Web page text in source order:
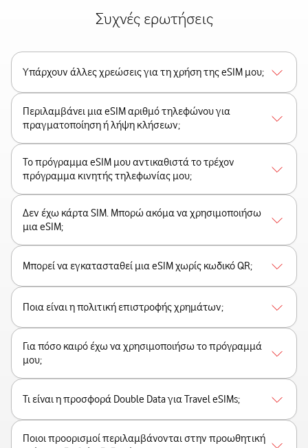
Συχνές ερωτήσεις
Υπάρχουν άλλες χρεώσεις για τη χρήση της eSIM μου;
Περιλαμβάνει μια eSIM αριθμό τηλεφώνου για
πραγματοποίηση ή λήψη κλήσεων;
Το πρόγραμμα eSIM μου αντικαθιστά το τρέχον
πρόγραμμα κινητής τηλεφωνίας μου;
Δεν έχω κάρτα SIM. Μπορώ ακόμα να χρησιμοποιήσω
μια eSIM;
Μπορεί να εγκατασταθεί μια eSIM χωρίς κωδικό QR;
Ποια είναι η πολιτική επιστροφής χρημάτων;
Για πόσο καιρό έχω να χρησιμοποιήσω το πρόγραμμά
μου;
Τι είναι η προσφορά Double Data για Travel eSIMs;
Ποιοι προορισμοί περιλαμβάνονται στην προωθητική